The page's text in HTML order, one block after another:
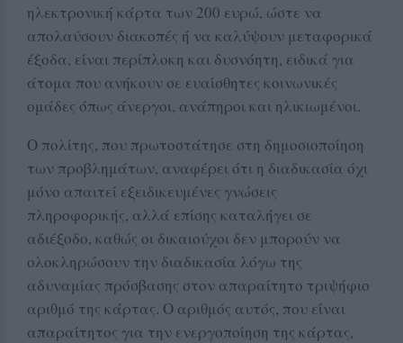
ηλεκτρονική κάρτα των 200 ευρώ, ώστε να
απολαύσουν διακοπές ή να καλύψουν μεταφορικά
έξοδα, είναι περίπλοκη και δυσνόητη, ειδικά για
άτομα που ανήκουν σε ευαίσθητες κοινωνικές
ομάδες όπως άνεργοι, ανάπηροι και ηλικιωμένοι.
Ο πολίτης, που πρωτοστάτησε στη δημοσιοποίηση
των προβλημάτων, αναφέρει ότι η διαδικασία όχι
μόνο απαιτεί εξειδικευμένες γνώσεις
πληροφορικής, αλλά επίσης καταλήγει σε
αδιέξοδο, καθώς οι δικαιούχοι δεν μπορούν να
ολοκληρώσουν την διαδικασία λόγω της
αδυναμίας πρόσβασης στον απαραίτητο τριψήφιο
αριθμό της κάρτας. Ο αριθμός αυτός, που είναι
απαραίτητος για την ενεργοποίηση της κάρτας,